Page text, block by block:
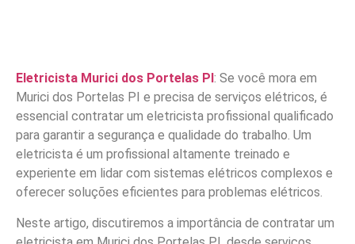
Eletricista Murici dos Portelas PI : Se você mora em
Murici dos Portelas PI e precisa de serviços elétricos, é
essencial contratar um eletricista profissional qualificado
para garantir a segurança e qualidade do trabalho. Um
eletricista é um profissional altamente treinado e
experiente em lidar com sistemas elétricos complexos e
oferecer soluções eficientes para problemas elétricos.
Neste artigo, discutiremos a importância de contratar um